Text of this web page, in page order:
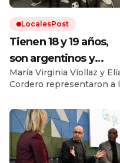
LocalesPost
Tienen 18 y 19 años,
son argentinos y
obtuvieron un
reconocimiento en el
Mundial de Robótica
en Corea del Sur:
«Fuimos con la
expectativa de
María Virginia Viollaz y
Cordero representaron a
en la categoría Technical
Challenge de Fútbol
Autónomo en la RoboCop
2026. Viajaron a la ciudad
surcoreana de Incheon,